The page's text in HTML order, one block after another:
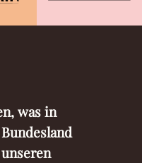
was in